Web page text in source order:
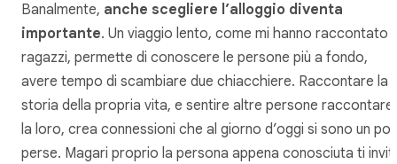
Banalmente, anche scegliere l’alloggio diventa
importante. Un viaggio lento, come mi hanno raccontato i
ragazzi, permette di conoscere le persone più a fondo,
avere tempo di scambiare due chiacchiere. Raccontare la
storia della propria vita, e sentire altre persone raccontare
la loro, crea connessioni che al giorno d’oggi si sono un po’
perse. Magari proprio la persona appena conosciuta ti